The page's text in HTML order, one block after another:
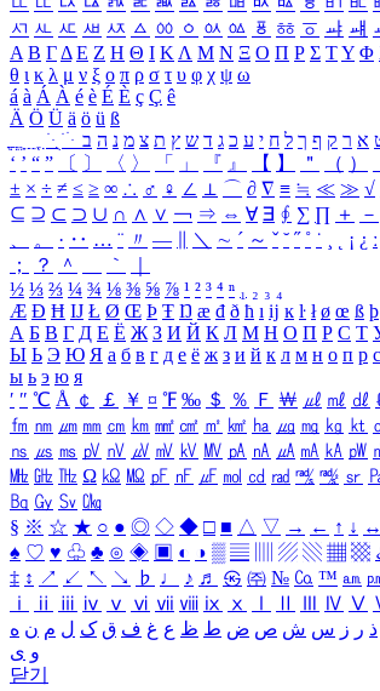
ㅺ ㅻ ㅼ ㅽ ㅾ ㅿ ㆀ ㆁ ㆂ ㆃ ㆄ ㆅ ㆆ ㆇ ㆈ
Α Β ΓΔ Ε Ζ Η Θ Ι ΚΛ Μ Ν Ξ Ο Π Ρ Σ ΤΥ Φ
θ ι κ λ μ ν ξ ο π ρ σ τ υ φ χ ψ ω
á à Á À é è É È ç Ç ê
Ä Ö Ü ä ö ü ß
ִֶֹ ֻּ ׁׂ א ר ק ף ך ל ח י ע כ ג ד ש ץ ת צ מ נ ה ב
‘ ’ “ ” 〔 〕 〈 〉 「 」 『 』 【 】 ＂ （ ）
± × ÷ ≠ ≤ ≥ ∞ ∴ ♂ ♀ ∠ ⊥ ⌒ ∂ ∇ ≡ ≒ ≪ ≫ √
⊆ ⊇ ⊂ ⊃ ∪ ∩ ∧ ∨ ￢ ⇒ ⇔ ∀ ∃ ∮ ∑ ∏ ＋ －
、
。 · ‥ … ¨ 〃 ― ＼ ∼ ´ ～ ˇ ˘ ˝ ˚ ˙ ¸ ¡ ¿ ː
；
？ ＾ ｀
½ ⅓ ⅔ ¼ ¾ ⅛ ⅜ ⅝ ⅞ ¹ ² ³ ⁴ ⁿ ₁ ₂ ₃ ₄
Æ Ð Ħ Ĳ Ł Ø Œ Þ Ŧ Ŋ æ đ ð ħ ı ĳ ĸ ŀ ł ø œ ß þ
А Б В Г Д Е Ё Ж З И Й К Л М Н О П Р С Т
Ы Ь Э Ю Я а б в г д е ё ж з и й к л м н о п р с
ы ь э ю я
′ ″ ℃ Å ￠ ￡ ￥ ¤ ℉ ‰ ＄ ％ Ｆ ￦ ㎕ ㎖ ㎗
㎙ ㎚ ㎛ ㎜ ㎝ ㎞ ㎟ ㎠ ㎡ ㎢ ㏊ ㎍ ㎎ ㎏ ㏏
㎱ ㎲ ㎳ ㎴ ㎵ ㎶ ㎷ ㎸ ㎹ ㎀ ㎁ ㎂ ㎃ ㎄ ㎺
㎒ ㎓ ㎔ Ω ㏀ ㏁ ㎊ ㎋ ㎌ ㏖ ㏅ ㎭ ㎮ ㎯ ㏛
㏃ ㏉ ㏜ ㏆
§ ※ ☆ ★ ○ ● ◎ ◇ ◆ □ ■ △ ▽ → ← ↑ ↓ ↔
♠ ♡ ♥ ♧ ♣ ⊙ ◈ ▣ ◐ ◑ ▒ ▤ ▨ ▧ ▦ ▩
‡ ↕ ↗ ↙ ↖ ↘ ♭ ♩ ♪ ♬ ㉿ ㈜ № ㏇ ™ ㏂
ⅰ
ⅱ ⅲ ⅳ ⅴ ⅵ ⅶ ⅷ ⅸ ⅹ Ⅳ Ⅴ
ذ ر ز س ش ص ض ط ظ ع غ ف ق ک ل م ن ه
و ی
닫기